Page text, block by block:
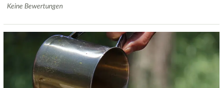
Keine Bewertungen